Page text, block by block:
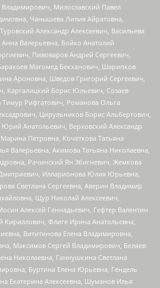
Милославский Павел
Чанышева Лилия Айратовна,
Александр Алексеевич, Васильева
Анна Валерьевна, Бойко Анатолий
Пивоваров Андрей Сергеевич,
Магомед Бекханович, Шарипков
Ароновна, Шведов Григорий Сергеевич,
Каргалицкий Борис Юльевич, Созаев
Рифгатович, Романова Ольга
Цирульников Борис Альбертович,
Юрий Анатольевич, Верховский Александр
Петровна, Кочеткова Татьяна
Валерьевна, Акимова Татьяна Николаевна,
Рачинский Ян Збигневич, Жемкова
Илларионова Юлия Юрьевна,
Светлана Сергеевна, Аверин Владимир
Щур Николай Алексеевич,
Алексей Геннадьевич, Гефтер Валентин
Кириллович, Флиге Ирина Анатольевна,
Вититинова Елена Владимировна,
Максимов Сергей Владимирович, Беляев
Николаевна, Ганнушкина Светлана
Буртина Елена Юрьевна, Гендель
Екатерина Алексеевна, Шуманов Илья